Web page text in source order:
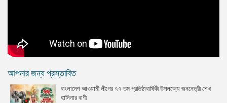
আপনার জন্য প্রস্তাবিত
বাংলাদেশ আওয়ামী লীগের ৭৭ তম প্রতিষ্ঠাবার্ষিকী উপলক্ষ্যে জননেত্রী শেখ
হাসিনার বাণী